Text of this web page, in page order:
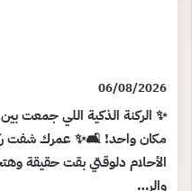
06/08/2026
✨ الركنة الذكية اللي جمعت بين
مكان واحد! 🛋️✨ عمرك شفت
الأحلام دلوقتي بقت حقيقة
والر…